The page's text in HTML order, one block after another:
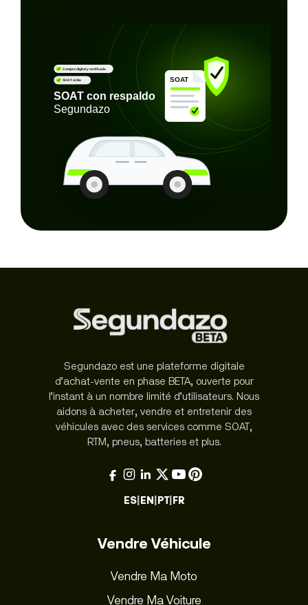
Segundazo est une plateforme digitale
d’achat-vente en phase BETA, ouverte pour
l’instant à un nombre limité d’utilisateurs. Nous
aidons à acheter, vendre et entretenir des
véhicules avec des services comme SOAT,
RTM, pneus, batteries et plus.
ES|EN|PT|FR
Vendre Véhicule
Vendre Ma Moto
Vendre Ma Voiture